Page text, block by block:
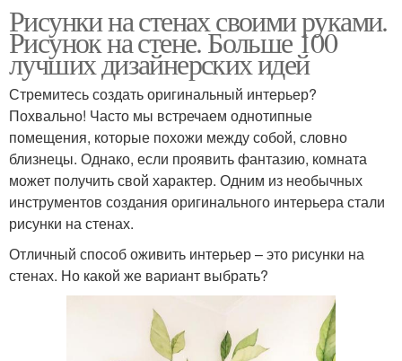
Рисунки на стенах своими руками.
Рисунок на стене. Больше 100
лучших дизайнерских идей
Стремитесь создать оригинальный интерьер?
Похвально! Часто мы встречаем однотипные
помещения, которые похожи между собой, словно
близнецы. Однако, если проявить фантазию, комната
может получить свой характер. Одним из необычных
инструментов создания оригинального интерьера стали
рисунки на стенах.
Отличный способ оживить интерьер – это рисунки на
стенах. Но какой же вариант выбрать?